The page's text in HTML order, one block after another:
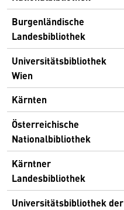
Burgenländische
Landesbibliothek
Universitätsbibliothek
Wien
Kärnten
Österreichische
Nationalbibliothek
Kärntner
Landesbibliothek
Universitätsbibliothek der